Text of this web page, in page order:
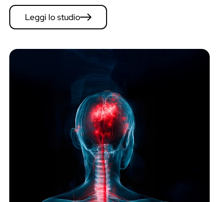
partecipanti hanno riportato miglioramenti significativi nei
sintomi di depressione (PHQ-9), ansia (GAD-7) e qualità del
sonno (PSQI).
riduzione e ha seguito moderatamente le variazioni del
cortisolo, suggerendo un segnale fisiologico di stress condiviso
Leggi lo studio